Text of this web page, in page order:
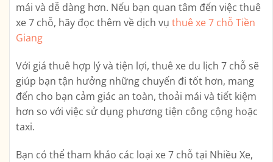
mái và dễ dàng hơn. Nếu bạn quan tâm đến việc thuê
xe 7 chỗ, hãy đọc thêm về dịch vụ thuê xe 7 chỗ Tiền
Giang
Với giá thuê hợp lý và tiện lợi, thuê xe du lịch 7 chỗ sẽ
giúp bạn tận hưởng những chuyến đi tốt hơn, mang
đến cho bạn cảm giác an toàn, thoải mái và tiết kiệm
hơn so với việc sử dụng phương tiện công cộng hoặc
taxi.
Bạn có thể tham khảo các loại xe 7 chỗ tại Nhiều Xe,